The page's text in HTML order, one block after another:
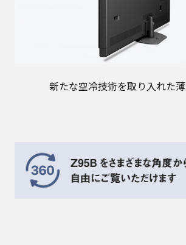
新たな空冷技術を取り入れた